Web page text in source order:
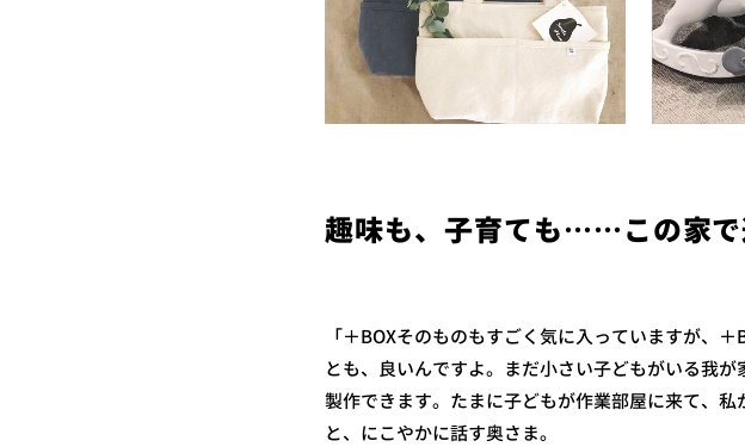
趣味も、子育ても……この家で
「＋BOXそのものもすごく気に入っていますが、
とも、良いんですよ。まだ小さい子どもがいる我
製作できます。たまに子どもが作業部屋に来て、
と、にこやかに話す奥さま。